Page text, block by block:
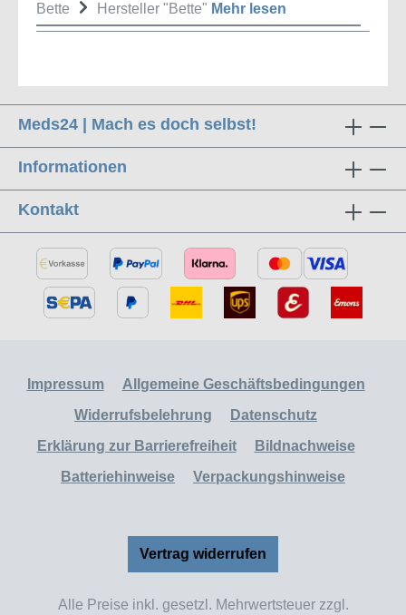
Bette Hersteller "Bette" Mehr lesen
Meds24 | Mach es doch selbst!
Informationen
Kontakt
Impressum
Allgemeine Geschäftsbedingungen
Widerrufsbelehrung
Datenschutz
Erklärung zur Barrierefreiheit
Bildnachweise
Batteriehinweise
Verpackungshinweise
Vertrag widerrufen
Alle Preise inkl. gesetzl. Mehrwertsteuer zzgl.